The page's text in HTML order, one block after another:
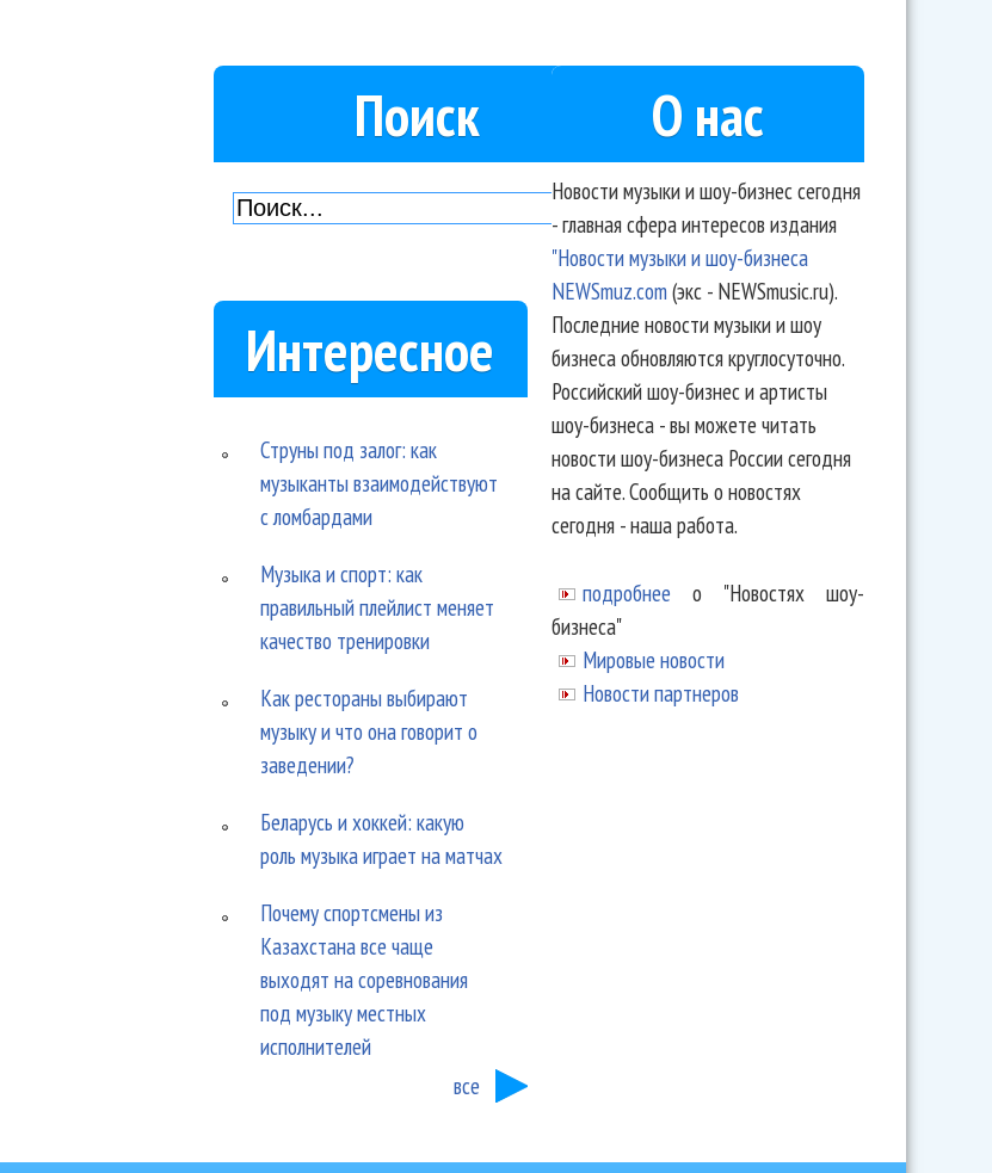
Поиск
Интересное
Струны под залог: как
музыканты взаимодействуют
с ломбардами
Музыка и спорт: как
правильный плейлист меняет
качество тренировки
Как рестораны выбирают
музыку и что она говорит о
заведении?
Беларусь и хоккей: какую
роль музыка играет на матчах
Почему спортсмены из
Казахстана все чаще
выходят на соревнования
под музыку местных
исполнителей
все
О нас
Новости музыки и шоу-бизнес сегодня
- главная сфера интересов издания
"Новости музыки и шоу-бизнеса
NEWSmuz.com(экс - NEWSmusic.ru).
Последние новости музыки и шоу
бизнеса обновляются круглосуточно.
Российский шоу-бизнес и артисты
шоу-бизнеса - вы можете читать
новости шоу-бизнеса России сегодня
на сайте. Сообщить о новостях
сегодня - наша работа.
подробнее о "Новостях шоу-
бизнеса"
Мировые новости
Новости партнеров